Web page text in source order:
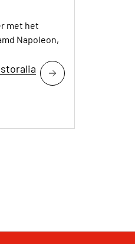
met het
Napoleon,